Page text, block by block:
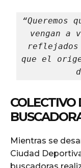
“Queremos
vengan a
reflejados
que el
COLECTIVO
Mientras se
Ciudad